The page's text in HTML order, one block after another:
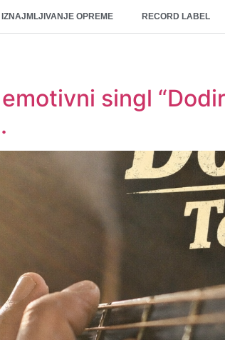
IZNAJMLJIVANJE OPREME RECORD LABEL
singl